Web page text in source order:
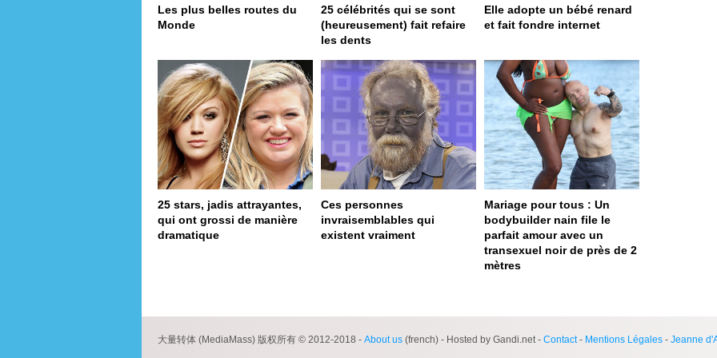
Les plus belles routes du
Monde
25 célébrités qui se sont
(heureusement) fait refaire
les dents
Elle adopte un bébé renard
et fait fondre internet
25 stars, jadis attrayantes,
qui ont grossi de manière
dramatique
Ces personnes
invraisemblables qui
existent vraiment
Mariage pour tous : Un
bodybuilder nain file le
parfait amour avec un
transexuel noir de près de 2
mètres
大量转体 (MediaMass) 版权所有 © 2012-2018 - About us (french) - Hosted by Gandi.net - Contact- Mentions Légales - Jeanne